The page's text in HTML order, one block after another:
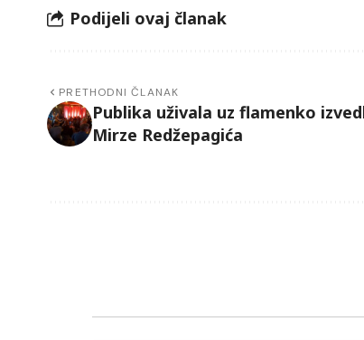
Podijeli ovaj članak
PRETHODNI ČLANAK
Publika uživala uz flamenko
Mirze Redžepagića